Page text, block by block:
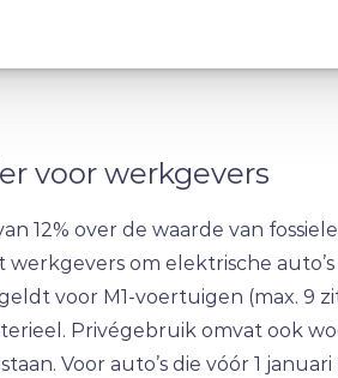
voor werkgevers
12% over de waarde van
om elektrische
voor M1-voertuigen (max. 9
Privégebruik omvat ook
Voor auto’s die vóór 1